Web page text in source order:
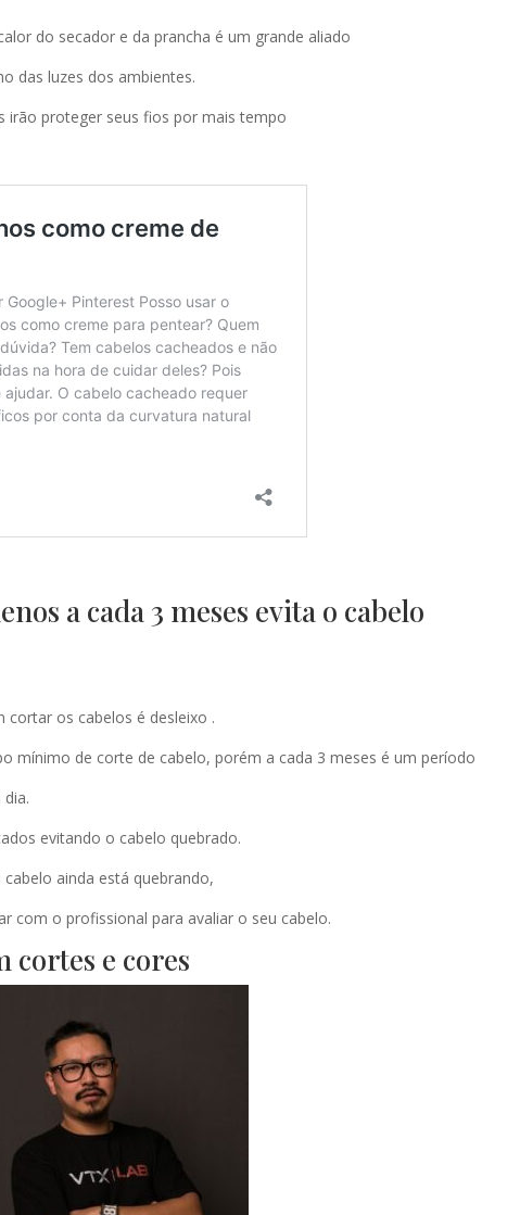
do secador e da prancha é um grande aliado
das luzes dos ambientes.
irão proteger seus fios por mais tempo
a cada 3 meses evita o cabelo
cortar os cabelos é desleixo .
mínimo de corte de cabelo, porém a cada 3 meses é um período
evitando o cabelo quebrado.
ainda está quebrando,
com o profissional para avaliar o seu cabelo.
cortes e cores